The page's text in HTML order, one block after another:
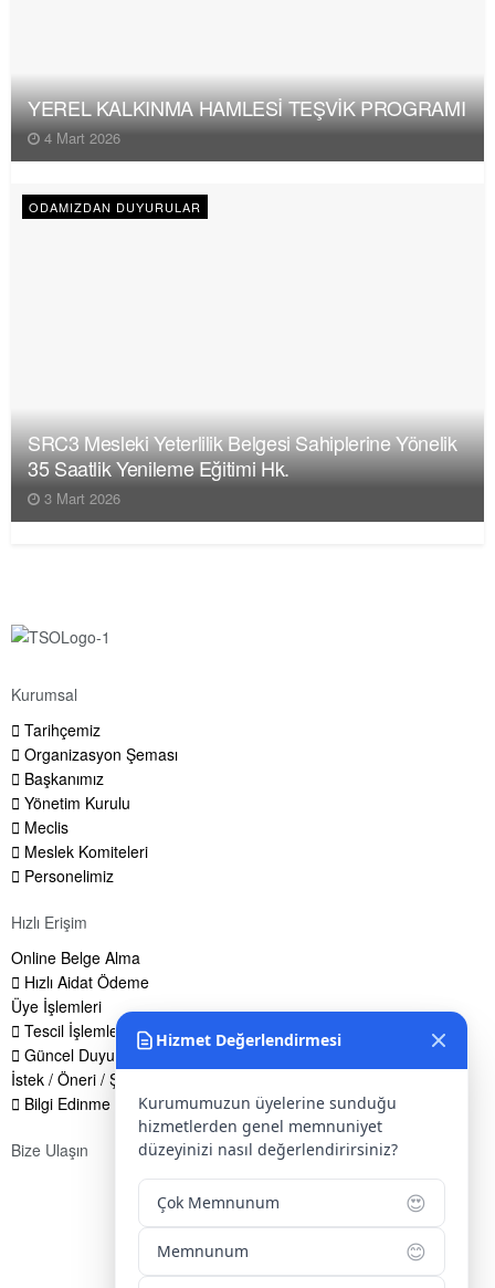
YEREL KALKINMA HAMLESİ TEŞVİK PROGRAMI
4 Mart 2026
ODAMIZDAN DUYURULAR
SRC3 Mesleki Yeterlilik Belgesi Sahiplerine Yönelik
35 Saatlik Yenileme Eğitimi Hk.
3 Mart 2026
Kurumsal
Tarihçemiz
Organizasyon Şeması
Başkanımız
Yönetim Kurulu
Meclis
Meslek Komiteleri
Personelimiz
Hızlı Erişim
Online Belge Alma
Hızlı Aidat Ödeme
Üye İşlemleri
Tescil İşlemleri
Güncel Duyurular
İstek / Öneri / Şikayet Formu
Bilgi Edinme Hakkı
Bize Ulaşın
Yenice Mah. Atatürk Cad. Tüccarlar İşhanı Kat:1 No:1
KIRŞEHİR / TÜRKİYE
0 386 213 11 86
Hizmet Değerlendirmesi
Kurumumuzun üyelerine sunduğu
hizmetlerden genel memnuniyet
düzeyinizi nasıl değerlendirirsiniz?
Çok Memnunum 😍
Memnunum
😊